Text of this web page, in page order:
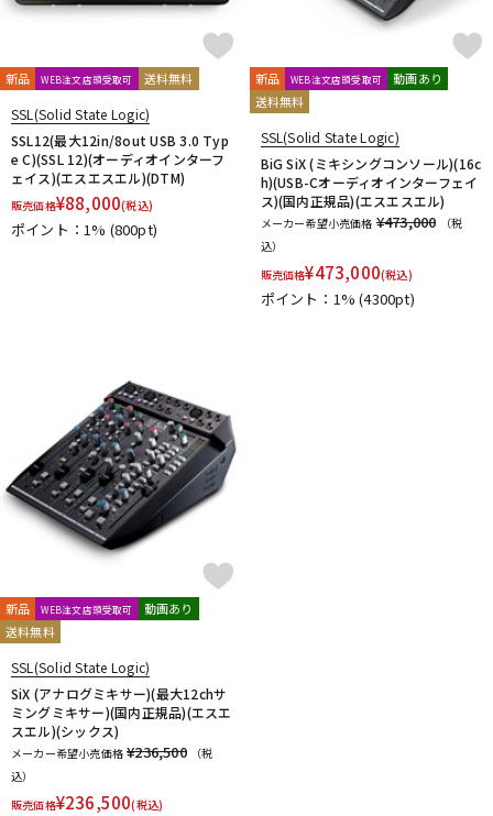
新品 WEB注文店頭受取可 送料無料
SSL(Solid State Logic)
SSL12(最大12in/8out USB 3.0 Typ
e C)(SSL 12)(オーディオインターフ
ェイス)(エスエスエル)(DTM)
販売価格¥88,000(税込)
ポイント：1% (800pt)
新品 WEB注文店頭受取可
動画あり
送料無料
SSL(Solid State Logic)
BiG SiX (ミキシングコンソール)(16c
h)(USB-Cオーディオインターフェイ
ス)(国内正規品)(エスエスエル)
メーカー希望小売価格 ¥473,000
（税
込）
販売価格¥473,000(税込)
ポイント：1%(4300pt)
新品 WEB注文店頭受取可
動画あり
送料無料
SSL(Solid State Logic)
SiX (アナログミキサー)(最大12chサ
ミングミキサー)(国内正規品)(エスエ
スエル)(シックス)
メーカー希望小売価格 ¥236,500
（税
込）
販売価格¥236,500(税込)